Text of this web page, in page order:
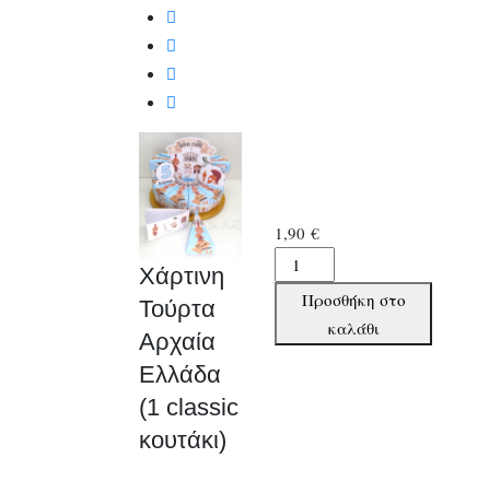
Χάρτινη
Τούρτα
Αρχαία
Ελλάδα
(1 classic
κουτάκι)
1,90€
Χάρτινη
Τούρτα
Ελλάδα
Προσθήκη στο
καλάθι